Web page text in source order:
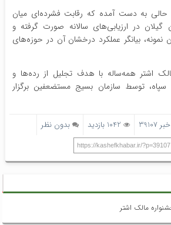
حالی به دست آمده که رقابت فشرده‌ای میان
گیلان در ارزیابی‌های سالانه صورت گرفته و
نمونه، بیانگر عملکرد درخشان آن در حوزه‌های
اشتر همه‌ساله با هدف تجلیل از رده‌ها و
سپاه، توسط سازمان بسیج مستضعفین برگزار
1042 بازدید
بدون نظر
https://kashefkhabar.ir/?p=39107
مالک اشتر